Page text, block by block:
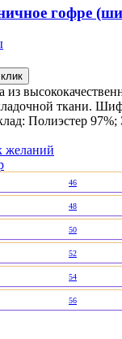
гофре
ткани.
Полиэстер 97%;
желаний
46
48
50
52
54
56